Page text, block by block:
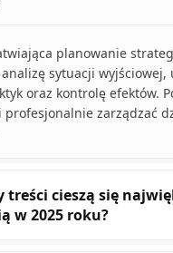
planowanie
sytuacji wyjściowej,
oraz kontrolę efektów.
profesjonalnie zarządzać
treści cieszą się
w 2025 roku?